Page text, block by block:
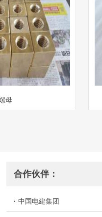
合作伙伴：
· 中国电建集团